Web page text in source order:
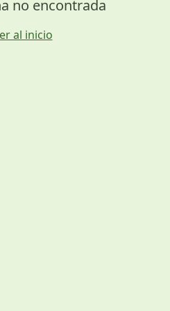
no encontrada
al inicio